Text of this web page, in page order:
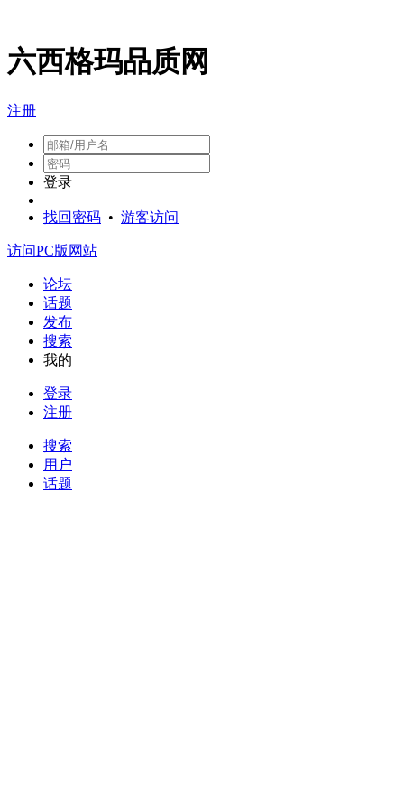
六西格玛品质网
注册
登录
找回密码 • 游客访问
访问PC版网站
论坛
话题
发布
搜索
我的
登录
注册
搜索
用户
话题